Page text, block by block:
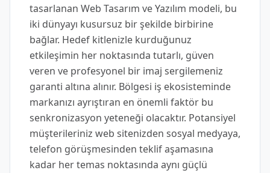
tasarlanan Web Tasarım ve Yazılım modeli, bu
iki dünyayı kusursuz bir şekilde birbirine
bağlar. Hedef kitlenizle kurduğunuz
etkileşimin her noktasında tutarlı, güven
veren ve profesyonel bir imaj sergilemeniz
garanti altına alınır. Bölgesi iş ekosisteminde
markanızı ayrıştıran en önemli faktör bu
senkronizasyon yeteneği olacaktır. Potansiyel
müşterileriniz web sitenizden sosyal medyaya,
telefon görüşmesinden teklif aşamasına
kadar her temas noktasında aynı güçlü